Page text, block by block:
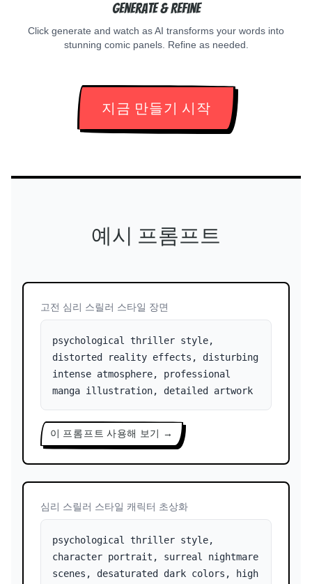
Generate & Refine
Click generate and watch as AI transforms your words into
stunning comic panels. Refine as needed.
지금 만들기 시작
예시 프롬프트
고전 심리 스릴러 스타일 장면
psychological thriller style,
distorted reality effects, disturbing
intense atmosphere, professional
manga illustration, detailed artwork
이 프롬프트 사용해 보기 →
심리 스릴러 스타일 캐릭터 초상화
psychological thriller style,
character portrait, surreal nightmare
scenes, desaturated dark colors, high